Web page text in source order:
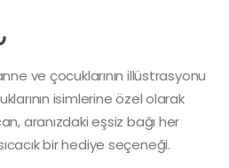
fiyat:
249,00₺.
ve çocuklarının illüstrasyonu
isimlerine özel olarak
aranızdaki eşsiz bağı her
bir hediye seçeneği.